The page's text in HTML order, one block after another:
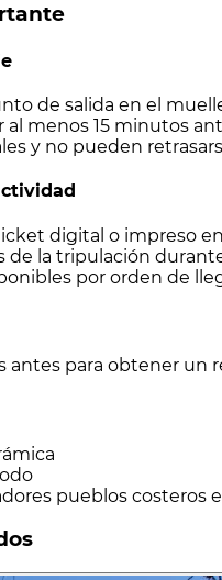
de salida en el
menos 15 minutos
y no pueden
digital o impreso
de la tripulación
por orden de
antes para obtener un
pueblos